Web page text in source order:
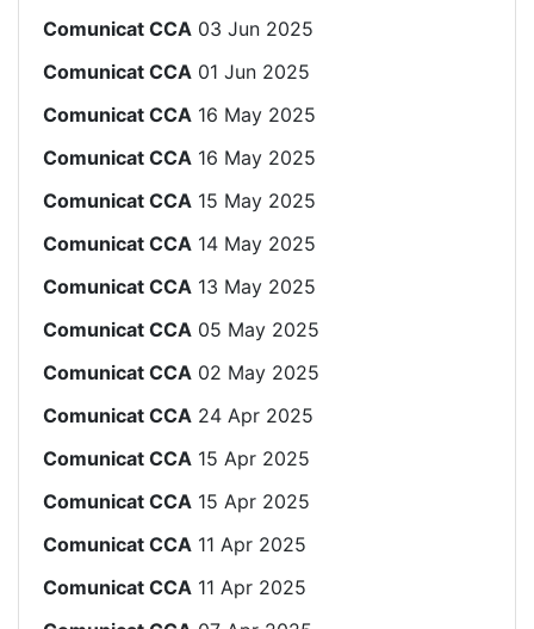
Comunicat CCA 03 Jun 2025
Comunicat CCA 01 Jun 2025
Comunicat CCA 16 May 2025
Comunicat CCA 16 May 2025
Comunicat CCA 15 May 2025
Comunicat CCA 14 May 2025
Comunicat CCA 13 May 2025
Comunicat CCA 05 May 2025
Comunicat CCA 02 May 2025
Comunicat CCA 24 Apr 2025
Comunicat CCA 15 Apr 2025
Comunicat CCA 15 Apr 2025
Comunicat CCA 11 Apr 2025
Comunicat CCA 11 Apr 2025